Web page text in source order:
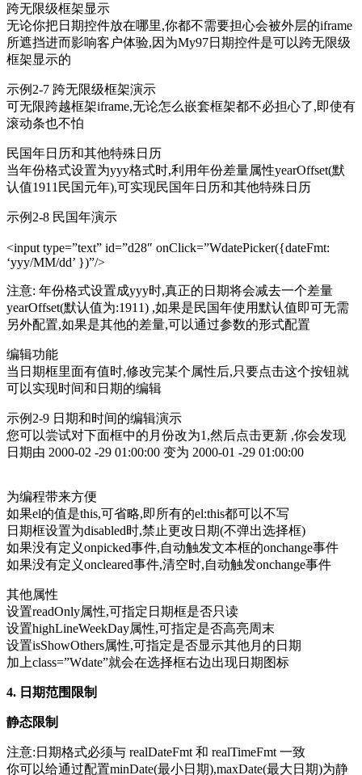
跨无限级框架显示
无论你把日期控件放在哪里,你都不需要担心会被外层的iframe
所遮挡进而影响客户体验,因为My97日期控件是可以跨无限级
框架显示的
示例2-7 跨无限级框架演示
可无限跨越框架iframe,无论怎么嵌套框架都不必担心了,即使有
滚动条也不怕
民国年日历和其他特殊日历
当年份格式设置为yyy格式时,利用年份差量属性yearOffset(默
认值1911民国元年),可实现民国年日历和其他特殊日历
示例2-8 民国年演示
<input type=”text” id=”d28″ onClick=”WdatePicker({dateFmt:
‘yyy/MM/dd’ })”/>
注意: 年份格式设置成yyy时,真正的日期将会减去一个差量
yearOffset(默认值为:1911) ,如果是民国年使用默认值即可无需
另外配置,如果是其他的差量,可以通过参数的形式配置
编辑功能
当日期框里面有值时,修改完某个属性后,只要点击这个按钮就
可以实现时间和日期的编辑
示例2-9 日期和时间的编辑演示
您可以尝试对下面框中的月份改为1,然后点击更新 ,你会发现
日期由 2000-02 -29 01:00:00 变为 2000-01 -29 01:00:00
为编程带来方便
如果el的值是this,可省略,即所有的el:this都可以不写
日期框设置为disabled时,禁止更改日期(不弹出选择框)
如果没有定义onpicked事件,自动触发文本框的onchange事件
如果没有定义oncleared事件,清空时,自动触发onchange事件
其他属性
设置readOnly属性,可指定日期框是否只读
设置highLineWeekDay属性,可指定是否高亮周末
设置isShowOthers属性,可指定是否显示其他月的日期
加上class=”Wdate”就会在选择框右边出现日期图标
4. 日期范围限制
静态限制
注意:日期格式必须与 realDateFmt 和 realTimeFmt 一致
你可以给通过配置minDate(最小日期),maxDate(最大日期)为静